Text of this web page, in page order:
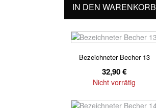
IN DEN WARENKORB
Bezeichneter Becher 13
32,90€
Nicht vorrätig